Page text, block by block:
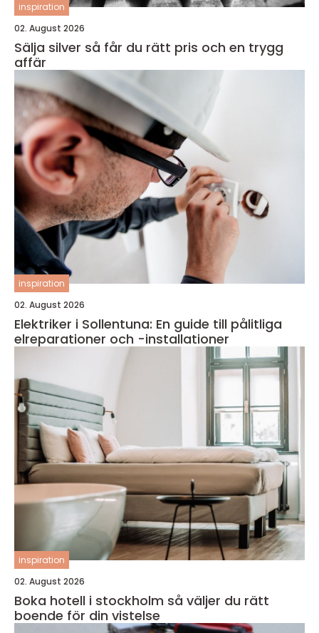
inspiration
02. August 2026
Sälja silver så får du rätt pris och en trygg
affär
inspiration
02. August 2026
Elektriker i Sollentuna: En guide till pålitliga
elreparationer och -installationer
inspiration
02. August 2026
Boka hotell i stockholm så väljer du rätt
boende för din vistelse